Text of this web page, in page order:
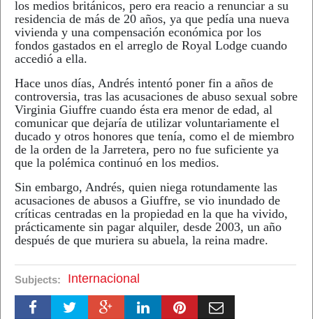
los medios británicos, pero era reacio a renunciar a su
residencia de más de 20 años, ya que pedía una nueva
vivienda y una compensación económica por los
fondos gastados en el arreglo de Royal Lodge cuando
accedió a ella.
Hace unos días, Andrés intentó poner fin a años de
controversia, tras las acusaciones de abuso sexual sobre
Virginia Giuffre cuando ésta era menor de edad, al
comunicar que dejaría de utilizar voluntariamente el
ducado y otros honores que tenía, como el de miembro
de la orden de la Jarretera, pero no fue suficiente ya
que la polémica continuó en los medios.
Sin embargo, Andrés, quien niega rotundamente las
acusaciones de abusos a Giuffre, se vio inundado de
críticas centradas en la propiedad en la que ha vivido,
prácticamente sin pagar alquiler, desde 2003, un año
después de que muriera su abuela, la reina madre.
Subjects: Internacional